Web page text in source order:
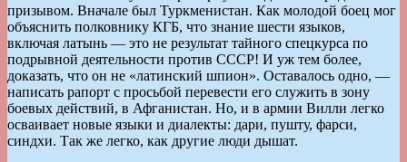
призывом. Вначале был Туркменистан. Как молодой боец мог
объяснить полковнику КГБ, что знание шести языков,
включая латынь — это не результат тайного спецкурса по
подрывной деятельности против СССР! И уж тем более,
доказать, что он не «латинский шпион». Оставалось одно, —
написать рапорт с просьбой перевести его служить в зону
боевых действий, в Афганистан. Но, и в армии Вилли легко
осваивает новые языки и диалекты: дари, пушту, фарси,
синдхи. Так же легко, как другие люди дышат.